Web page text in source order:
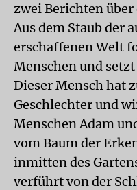
zwei Berichten
Aus dem Staub der
erschaffenen Welt
Menschen und
Dieser Mensch hat
Geschlechter und
Menschen Adam
vom Baum der
inmitten des
verführt von der